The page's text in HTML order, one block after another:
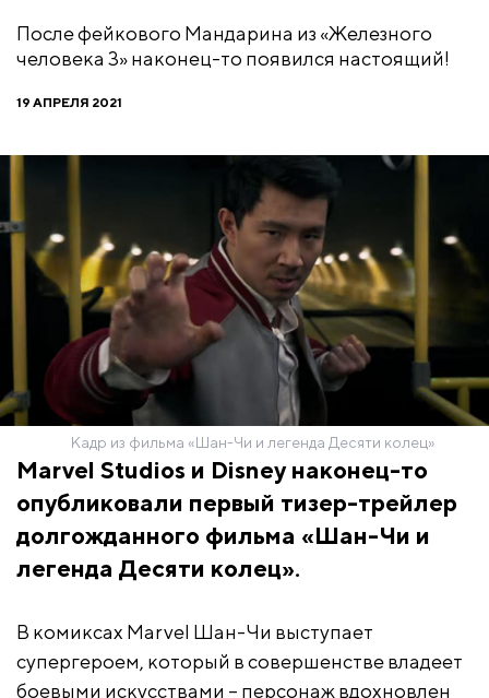
После фейкового Мандарина из «Железного
человека 3» наконец-то появился настоящий!
19 АПРЕЛЯ 2021
Кадр из фильма «Шан-Чи и легенда Десяти колец»
Marvel Studios и Disney наконец-то
опубликовали первый тизер-трейлер
долгожданного фильма «Шан-Чи и
легенда Десяти колец».
В комиксах Marvel Шан-Чи выступает
супергероем, который в совершенстве владеет
боевыми искусствами – персонаж вдохновлен